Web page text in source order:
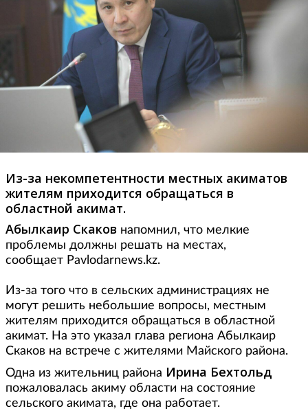
Из-за некомпетентности местных акиматов
жителям приходится обращаться в
областной акимат.
Абылкаир Скаков напомнил, что мелкие
проблемы должны решать на местах,
сообщает Pavlodarnews.kz.
Из-за того что в сельских администрациях не
могут решить небольшие вопросы, местным
жителям приходится обращаться в областной
акимат. На это указал глава региона Абылкаир
Скаков на встрече с жителями Майского района.
Одна из жительниц района Ирина Бехтольд
пожаловалась акиму области на состояние
сельского акимата, где она работает.